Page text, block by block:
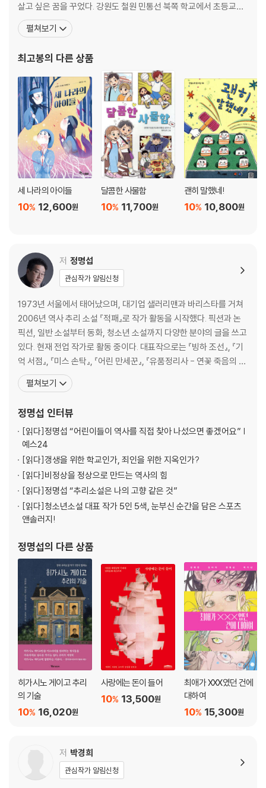
살고 싶은 꿈을 꾸었다. 강원도 철원 민통선 북쪽 학교에서 초등교사
생활을 시작해 시골 학교 아이들과 그림책과 책읽기, 글쓰기를 공부
한다. 함께 읽기, 감정 나누기, 독서 토론에 관심을 갖고, 인제남초등
토론』(공저), 『재잘재잘 그림책 읽는 시간』(공
펼쳐보기
최고봉의 다른 상품
세 나라의 아이들
12,600원
10%
달콤한 사물함
11,700원
10%
괜히 말했네!
10,800원
10%
저 정명섭
관심작가 알림신청
1973년 서울에서 태어났으며, 대기업 샐러리맨과 바리스타를 거쳐
2006년 역사 추리 소설 『적패』로 작가 활동을 시작했다. 픽션과 논
픽션, 일반 소설부터 동화, 청소년 소설까지 다양한 분야의 글을 쓰고
있다. 현재 전업 작가로 활동 중이다. 대표작으로는 『빙하 조선』, 『기
억 서점』, 『미스 손탁』, 『어린 만세꾼』, 『유품정리사 - 연꽃 죽음의 비
밀』, 『온달장군 살인사건』, 『무덤 속의 죽음』 등이 있으며 다양한 앤
솔러지를 기획하고 참여했다. 그 밖에 웹 소설 『태왕 남생』을 집필했
로 한국추리문학대상을
펼쳐보기
정명섭 인터뷰
[읽다]정명섭 “어린이들이 역사를 직접 찾아 나섰으면 좋겠어요” |
예스24
[읽다]갱생을 위한 학교인가, 죄인을 위한 지옥인가?
[읽다]비정상을 정상으로 만드는 역사의 힘
[읽다]정명섭 “추리소설은 나의 고향 같은 것”
[읽다]청소년소설 대표 작가 5인 5색, 눈부신 순간을 담은 스포츠
앤솔러지!
정명섭의 다른 상품
히가시노 게이고 추리
의 기술
16,020원
10%
사랑에는 돈이 들어
13,500원
10%
최애가 XXX였던 건에
대하여
15,300원
10%
저 박경희
관심작가 알림신청